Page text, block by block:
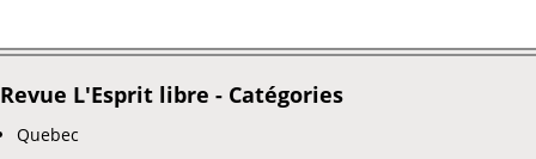
Revue L'Esprit libre - Catégories
Quebec